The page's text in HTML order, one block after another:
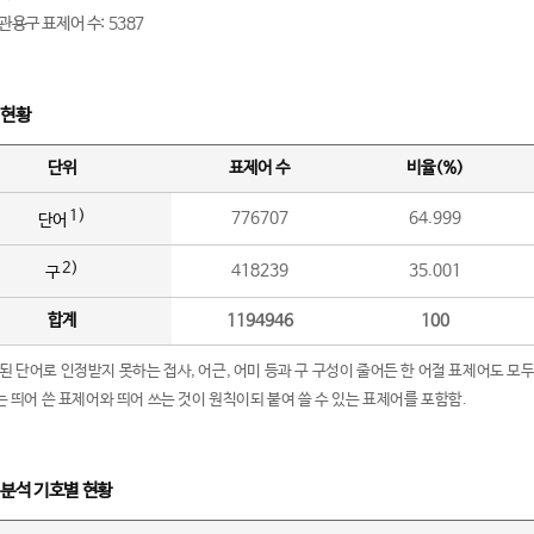
용구 표제어 수: 5387
황
단위 표제어 수 비율(%)
단어 1) 776707 64.999
구2) 418239 35.001
합계 1194946 100
단어로 인정받지 못하는 접사, 어근, 어미 등과 구 구성이 줄어든 한 어절 표제어도 모
띄어 쓴 표제어와 띄어 쓰는 것이 원칙이되 붙여 쓸 수 있는 표제어를 포함함.
석 기호별 현황